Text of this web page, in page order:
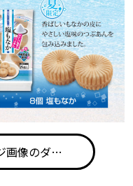
ードはこちら